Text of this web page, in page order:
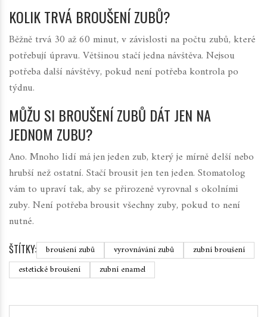
KOLIK TRVÁ BROUŠENÍ ZUBŮ?
Běžně trvá 30 až 60 minut, v závislosti na počtu zubů, které
potřebují úpravu. Většinou stačí jedna návštěva. Nejsou
potřeba další návštěvy, pokud není potřeba kontrola po
týdnu.
MŮŽU SI BROUŠENÍ ZUBŮ DÁT JEN NA
JEDNOM ZUBU?
Ano. Mnoho lidí má jen jeden zub, který je mírně delší nebo
hrubší než ostatní. Stačí brousit jen ten jeden. Stomatolog
vám to upraví tak, aby se přirozeně vyrovnal s okolními
zuby. Není potřeba brousit všechny zuby, pokud to není
nutné.
ŠTÍTKY: broušení zubů vyrovnávání zubů
zubní broušení
estetické broušení
zubní enamel